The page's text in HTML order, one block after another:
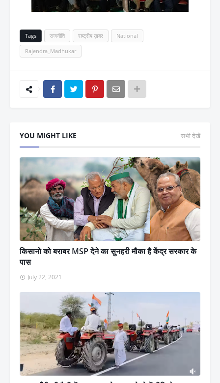
Tags राजनीति राष्ट्रीय ख़बर National
Rajendra_Madhukar
YOU MIGHT LIKE सभी देखें
किसानो को बराबर MSP देने का सुनहरी मौका है केंद्र सरकार के
पास
July 22, 2021